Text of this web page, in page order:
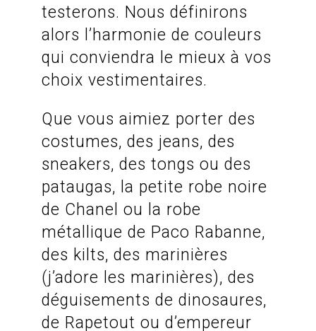
testerons. Nous définirons
alors l’harmonie de couleurs
qui conviendra le mieux à vos
choix vestimentaires.
Que vous aimiez porter des
costumes, des jeans, des
sneakers, des tongs ou des
pataugas, la petite robe noire
de Chanel ou la robe
métallique de Paco Rabanne,
des kilts, des marinières
(j’adore les marinières), des
déguisements de dinosaures,
de Rapetout ou d’empereur